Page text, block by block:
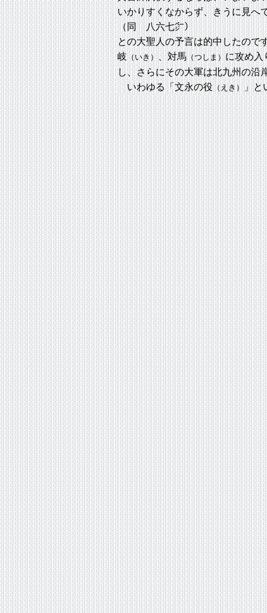
いかりすくなからず、きうに見へ
（同 八六七㌻）
との大聖人の予言は的中したので
岐（いき）、対馬（つしま）に攻め入
し、さらにその大軍は北九州の沿
いわゆる「文永の役（えき）」と